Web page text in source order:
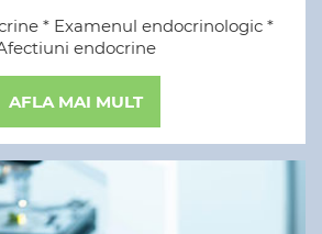
* Examenul endocrinologic *
endocrine
AFLA MAI MULT